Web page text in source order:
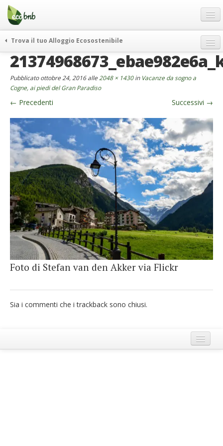
Menu
Salta
contenuto
Offerte Speciali
Regali
FAQ
Chi Siamo
Partner
Contatti
Italiano
German
English
Spanish
French
Italiano
Trova il tuo Alloggio Ecosostenibile
weekend green
curiosità
vivere e viaggiare verde
news ed eventi
ecohotel
rassegna stampa
Pubblicatoottobre 24, 2016alle 2048 × 1430in Vacanze da sogno a
Cogne, ai piedi del Gran Paradiso
← Precedenti Successivi →
Foto di Stefan van den Akker via Flickr
Sia i commenti che i trackback sono chiusi.